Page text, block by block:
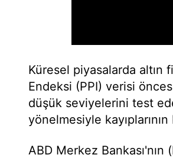
Küresel piyasalarda altın
Endeksi (PPI) verisi
düşük seviyelerini test
yönelmesiyle kayıplarının
ABD Merkez